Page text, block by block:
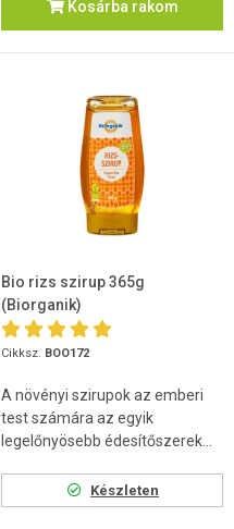
Kosárba rakom
Bio rizs szirup 365g
(Biorganik)
Cikksz. BOO172
A növényi szirupok az emberi
test számára az egyik
legelőnyösebb édesítőszerek...
Készleten